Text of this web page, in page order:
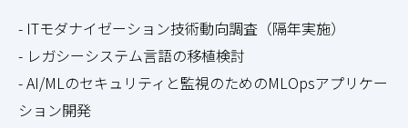
- ITモダナイゼーション技術動向調査（隔年実施）
- レガシーシステム言語の移植検討
- AI/MLのセキュリティと監視のためのMLOpsアプリケー
ション開発